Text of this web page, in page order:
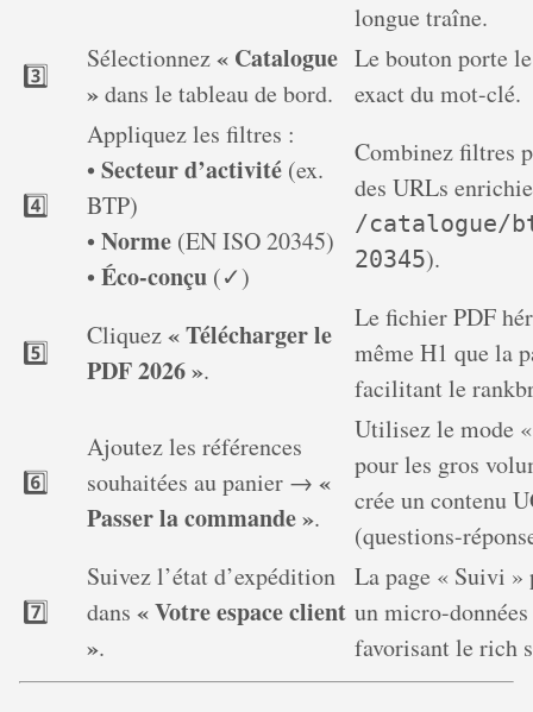
longue traîne.
3️⃣
Sélectionnez« Catalogue
»dans le tableau de bord.
Le bouton porte
exact du mot-clé.
4️⃣
Appliquez les filtres :
• Secteur d’activité (ex.
BTP)
• Norme (EN ISO 20345)
• Éco-conçu (✓)
Combinez filtres
des URLs
/catalogue/
20345).
5️⃣
Cliquez« Télécharger le
PDF 2026 ».
Le fichier PDF
même H1 que la
facilitant le
6️⃣
Ajoutez les références
souhaitées au panier → «
Passer la commande ».
Utilisez le mode
pour les gros
crée un contenu
(questions-
7️⃣
Suivez l’état d’expédition
dans « Votre espace client
».
La page « Suivi »
un micro-données
favorisant le rich